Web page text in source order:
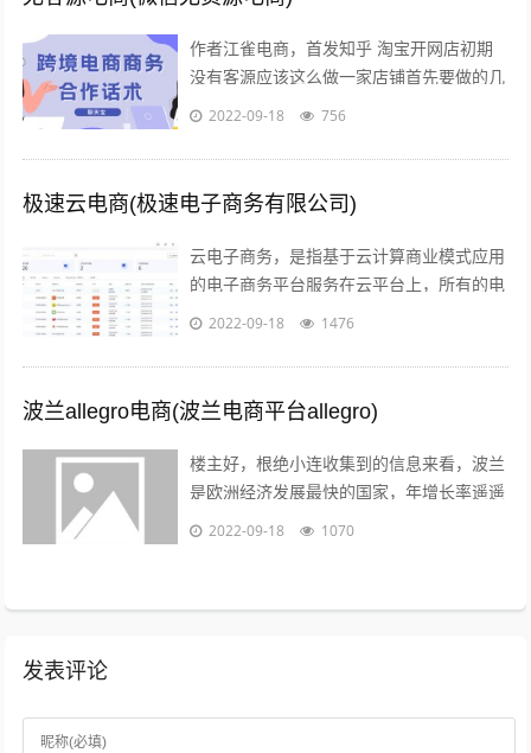
作者江雀电商，首发知乎 淘宝开网店初期
没有客源应该这么做一家店铺首先要做的几
点第一步产品上架 第二步店铺装修 第三步
2022-09-18 756
极速云电商(极速电子商务有限公司)
云电子商务，是指基于云计算商业模式应用
的电子商务平台服务在云平台上，所有的电
子商务供应商，代理商，策划服务商，制作
2022-09-18 1476
波兰allegro电商(波兰电商平台allegro)
楼主好，根绝小连收集到的信息来看，波兰
是欧洲经济发展最快的国家，年增长率遥遥
领先英法德目前，波兰拥有大约2000万的
2022-09-18 1070
发表评论